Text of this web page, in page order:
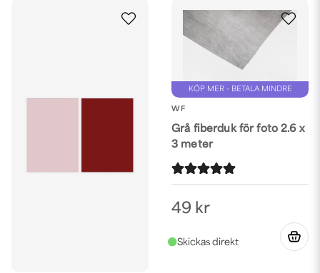
KÖP MER - BETALA MINDRE
WF
Grå fiberduk för foto 2.6 x
3 meter
49 kr